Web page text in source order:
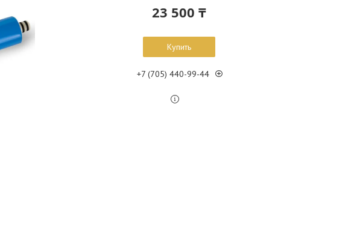
23 500 ₸
Купить
+7 (705) 440-99-44